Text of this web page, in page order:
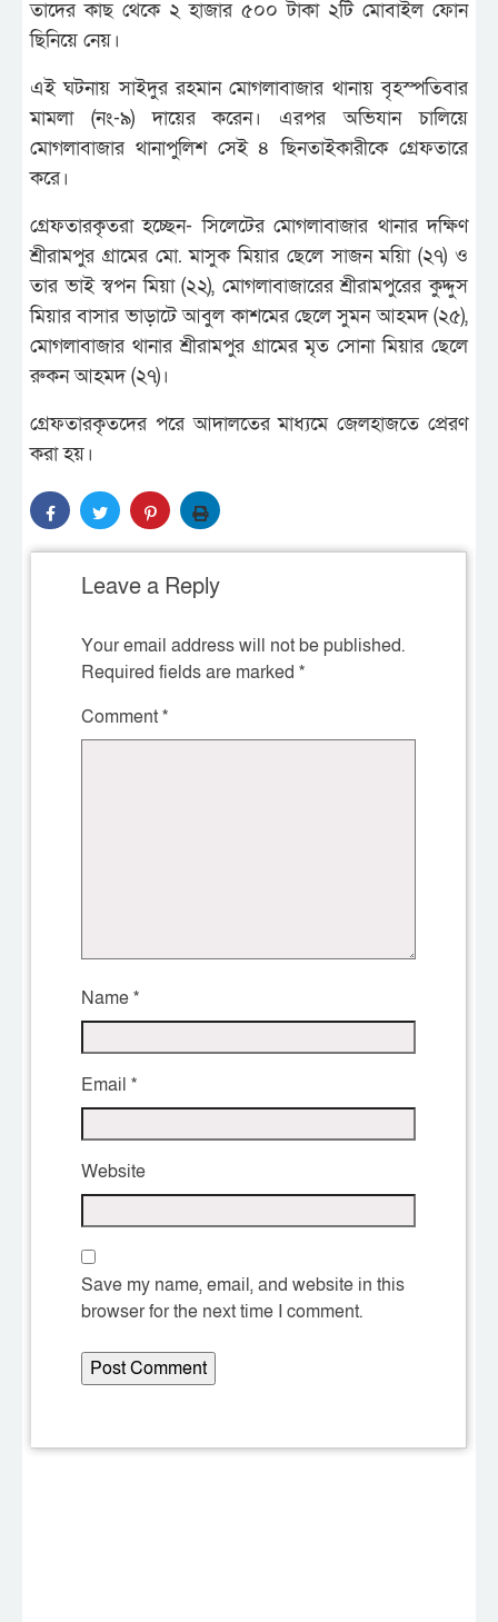
তাদের কাছ থেকে ২ হাজার ৫০০ টাকা ২টি মোবাইল ফোন
ছিনিয়ে নেয়।
এই ঘটনায় সাইদুর রহমান মোগলাবাজার থানায় বৃহস্পতিবার
মামলা (নং-৯) দায়ের করেন। এরপর অভিযান চালিয়ে
মোগলাবাজার থানাপুলিশ সেই ৪ ছিনতাইকারীকে গ্রেফতারে
করে।
গ্রেফতারকৃতরা হচ্ছেন- সিলেটের মোগলাবাজার থানার দক্ষিণ
শ্রীরামপুর গ্রামের মো. মাসুক মিয়ার ছেলে সাজন ময়িা (২৭) ও
তার ভাই স্বপন মিয়া (২২), মোগলাবাজারের শ্রীরামপুরের কুদ্দুস
মিয়ার বাসার ভাড়াটে আবুল কাশমের ছেলে সুমন আহমদ (২৫),
মোগলাবাজার থানার শ্রীরামপুর গ্রামের মৃত সোনা মিয়ার ছেলে
রুকন আহমদ (২৭)।
গ্রেফতারকৃতদের পরে আদালতের মাধ্যমে জেলহাজতে প্রেরণ
করা হয়।
Leave a Reply
Your email address will not be published.
Required fields are marked *
Comment*
Name*
Email *
Website
Save my name, email, and website in this
browser for the next time I comment.